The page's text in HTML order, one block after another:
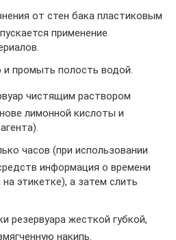
от стен бака пластиковым
применение
промыть полость водой.
чистящим раствором
лимонной кислоты и
часов (при использовании
информация о времени
этикетке), а затем слить
резервуара жесткой губкой,
накипь.